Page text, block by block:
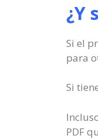
¿Y
Si el
para
Si
PDF